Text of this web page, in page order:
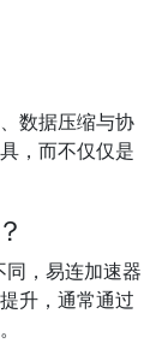
数据压缩与协
，而不仅仅是
，易连加速器
升，通常通过